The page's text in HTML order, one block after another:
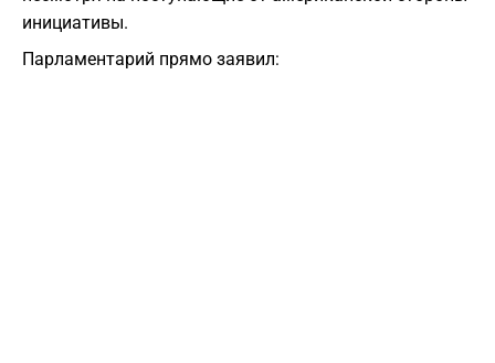
инициативы.
​Парламентарий прямо заявил: